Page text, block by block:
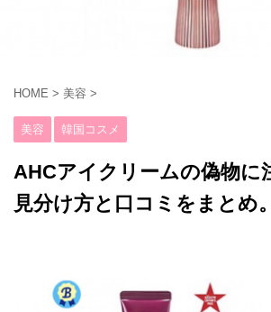
HOME > 美容 >
美容 韓国コスメ
AHCアイクリームの偽物に
見分け方と口コミをまとめ。